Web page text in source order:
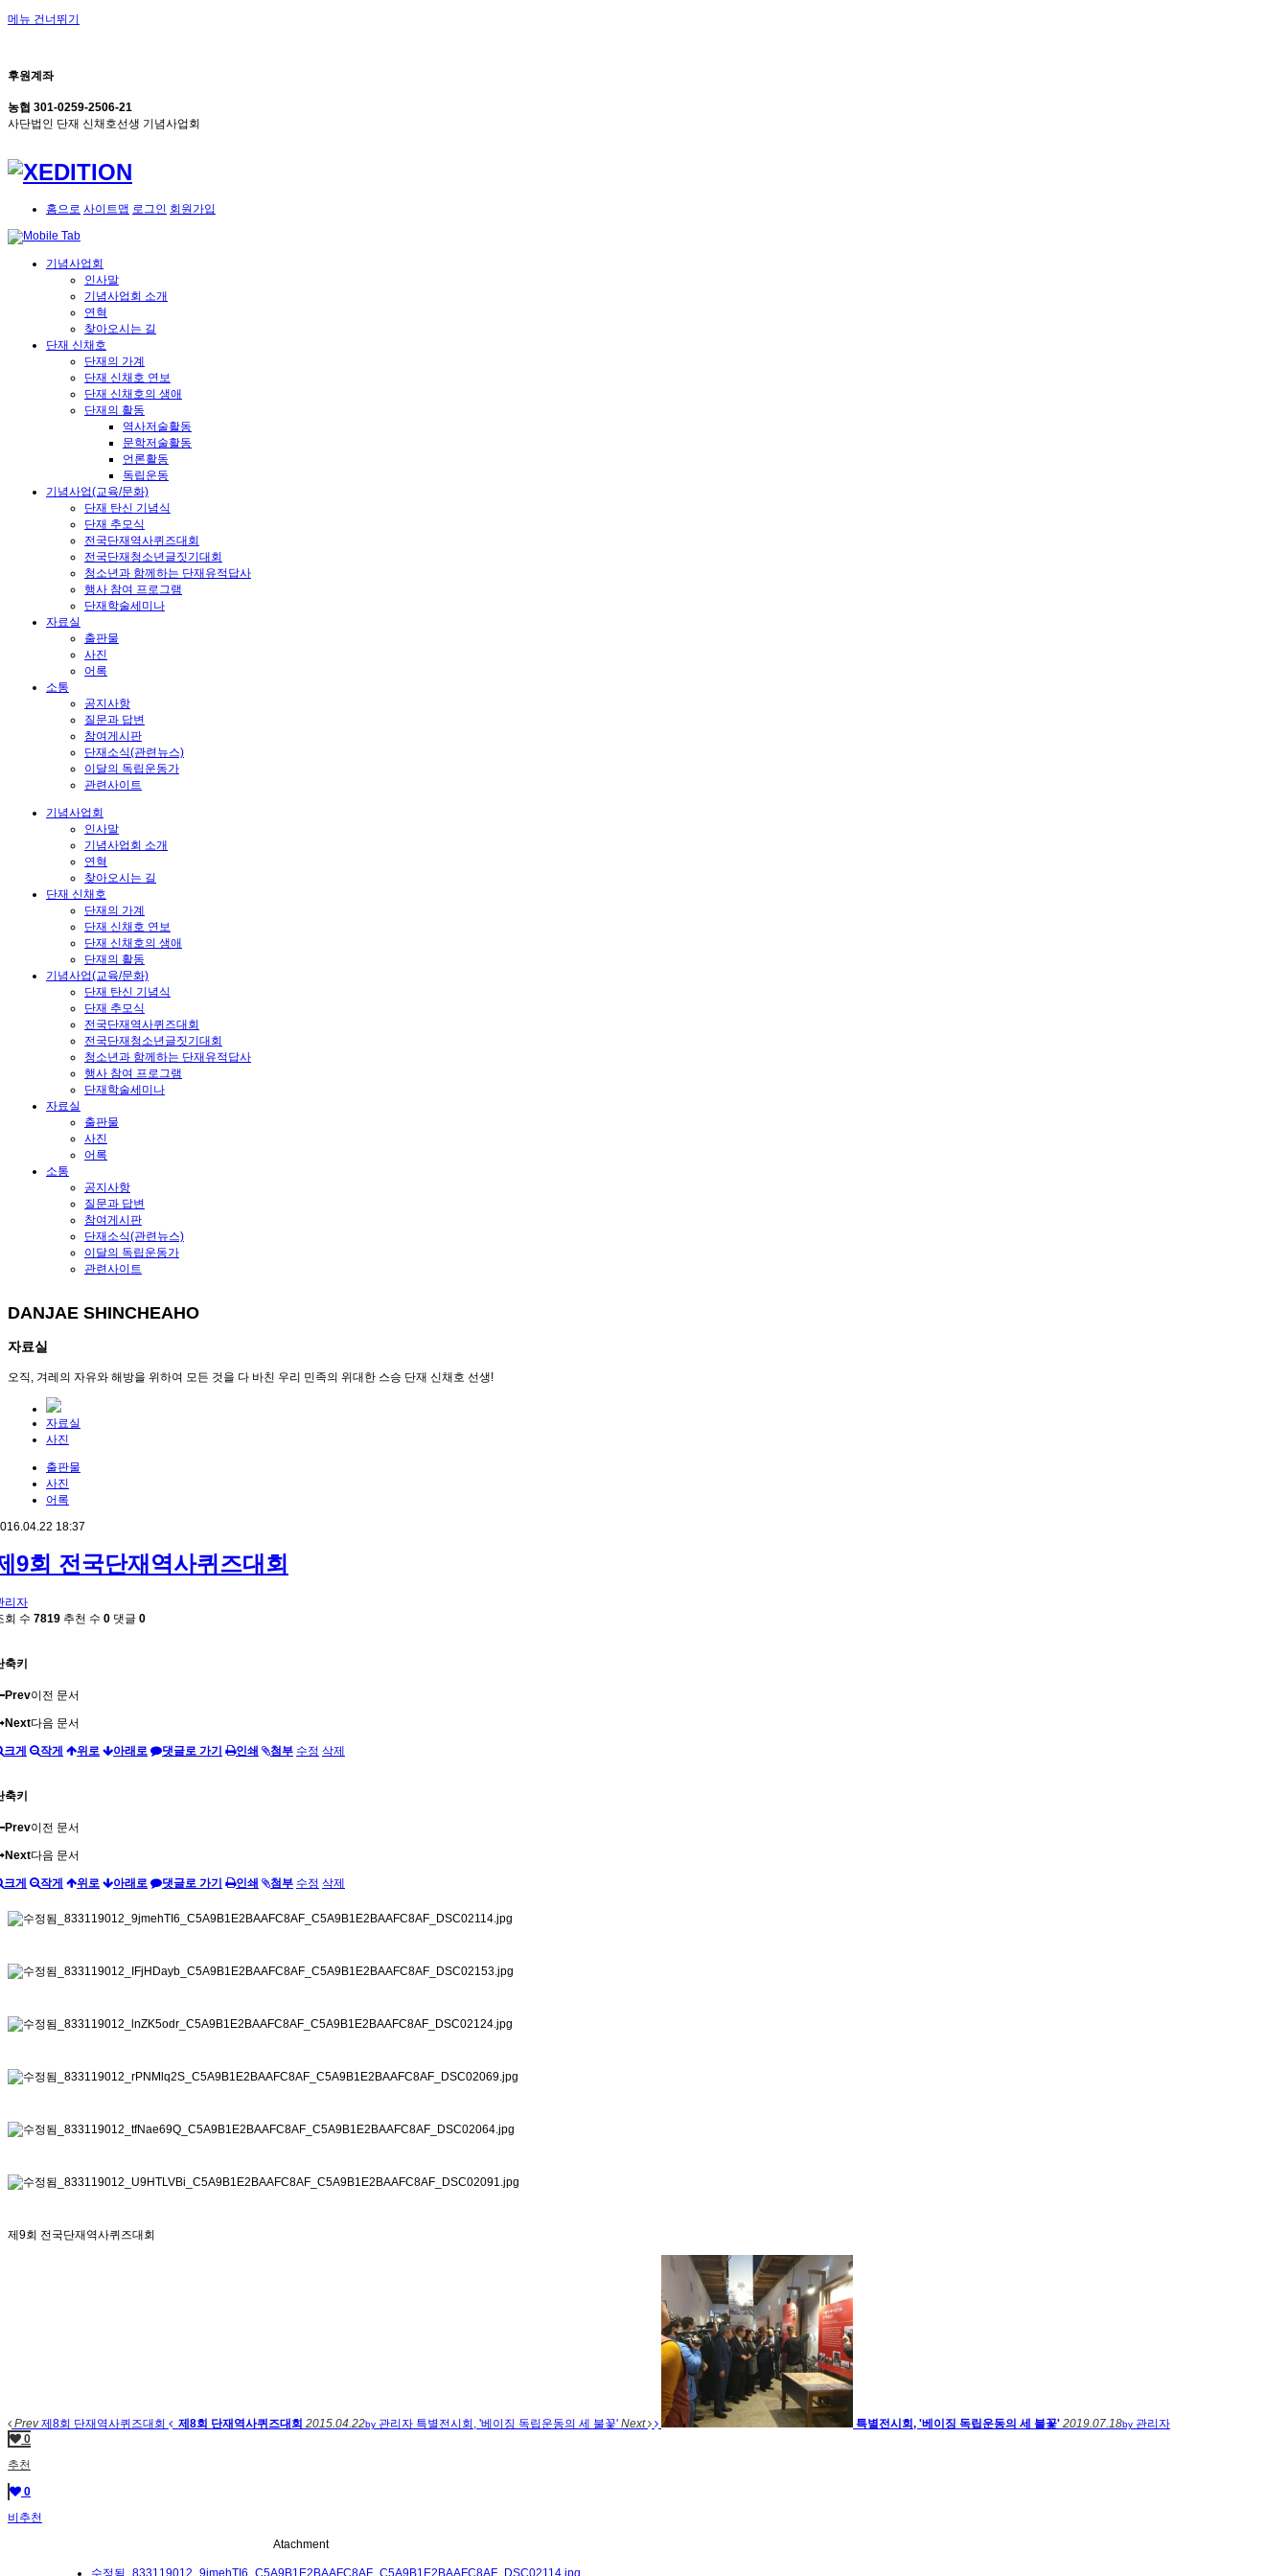
메뉴 건너뛰기
후원계좌
농협 301-0259-2506-21
사단법인 단재 신채호선생 기념사업회
홈으로 사이트맵 로그인 회원가입
기념사업회
인사말
기념사업회 소개
연혁
찾아오시는 길
단재 신채호
단재의 가계
단재 신채호 연보
단재 신채호의 생애
단재의 활동
역사저술활동
문학저술활동
언론활동
독립운동
기념사업(교육/문화)
단재 탄신 기념식
단재 추모식
전국단재역사퀴즈대회
전국단재청소년글짓기대회
청소년과 함께하는 단재유적답사
행사 참여 프로그램
단재학술세미나
자료실
출판물
사진
어록
소통
공지사항
질문과 답변
참여게시판
단재소식(관련뉴스)
이달의 독립운동가
관련사이트
기념사업회
인사말
기념사업회 소개
연혁
찾아오시는 길
단재 신채호
단재의 가계
단재 신채호 연보
단재 신채호의 생애
단재의 활동
기념사업(교육/문화)
단재 탄신 기념식
단재 추모식
전국단재역사퀴즈대회
전국단재청소년글짓기대회
청소년과 함께하는 단재유적답사
행사 참여 프로그램
단재학술세미나
자료실
출판물
사진
어록
소통
공지사항
질문과 답변
참여게시판
단재소식(관련뉴스)
이달의 독립운동가
관련사이트
DANJAE SHINCHEAHO
자료실
오직, 겨레의 자유와 해방을 위하여 모든 것을 다 바친 우리 민족의 위대한 스승 단재 신채호 선생!
자료실
사진
출판물
사진
어록
18:37
9회 전국단재역사퀴즈대회
리자
회 수 7819 추천 수 0 댓글 0
축키
Prev이전 문서
Next다음 문서
크게 작게 위로 아래로 댓글로 가기 인쇄 첨부 수정 삭제
축키
Prev이전 문서
Next다음 문서
크게 작게 위로 아래로 댓글로 가기 인쇄 첨부 수정 삭제
제9회 전국단재역사퀴즈대회
Prev제8회 단재역사퀴즈대회 제8회 단재역사퀴즈대회 2015.04.22by 관리자 특별전시회, '베이징 독립운동의 세 불꽃' Next 특별전시회, '베이징 독립운동의 세 불꽃' 2019.07.18by 관리자
0
추천
0
비추천
Atachment
수정됨_833119012_9jmehTI6_C5A9B1E2BAAFC8AF_C5A9B1E2BAAFC8AF_DSC02114.jpg,